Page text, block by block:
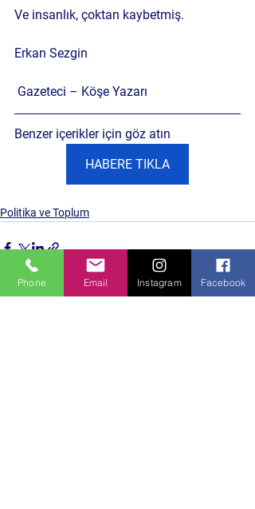
Ve insanlık, çoktan kaybetmiş.
Erkan Sezgin
Gazeteci – Köşe Yazarı
Benzer içerikler için göz atın
HABERE TIKLA
Politika ve Toplum
Phone Email Instagram Facebook